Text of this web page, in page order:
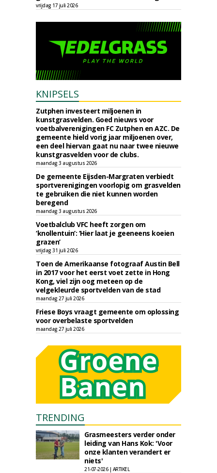
vrijdag 17 juli 2026
KNIPSELS
Zutphen investeert miljoenen in
kunstgrasvelden. Goed nieuws voor
voetbalverenigingen FC Zutphen en AZC. De
gemeente hield vorig jaar miljoenen over,
een deel hiervan gaat nu naar twee nieuwe
kunstgrasvelden voor de clubs.
maandag 3 augustus 2026
De gemeente Eijsden-Margraten verbiedt
sportverenigingen voorlopig om grasvelden
te gebruiken die niet kunnen worden
beregend
maandag 3 augustus 2026
Voetbalclub VFC heeft zorgen om
‘knollentuin’: ‘Hier laat je geeneens koeien
grazen’
vrijdag 31 juli 2026
Toen de Amerikaanse fotograaf Austin Bell
in 2017 voor het eerst voet zette in Hong
Kong, viel zijn oog meteen op de
velgekleurde sportvelden van de stad
maandag 27 juli 2026
Friese Boys vraagt gemeente om oplossing
voor overbelaste sportvelden
maandag 27 juli 2026
TRENDING
Grasmeesters verder onder
leiding van Hans Kok: 'Voor
onze klanten verandert er
niets'
21-07-2026 | ARTIKEL